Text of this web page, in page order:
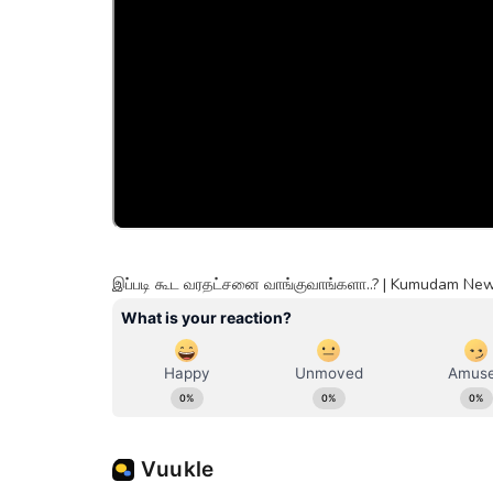
இப்படி கூட வரதட்சனை வாங்குவாங்களா..? | Kumudam